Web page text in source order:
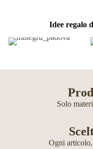
Idee regalo
Solo
Ogni articolo,